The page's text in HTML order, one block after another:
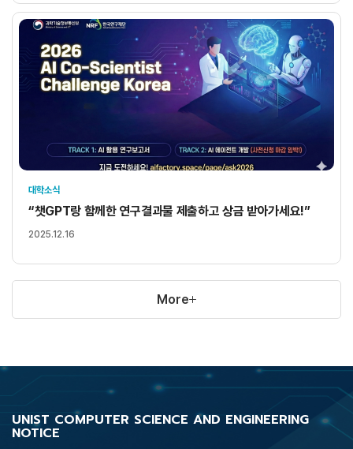
대학소식
“챗GPT랑 함께한 연구결과물 제출하고 상금 받아가세요!”
2025.12.16
More
UNIST COMPUTER SCIENCE AND ENGINEERING
NOTICE